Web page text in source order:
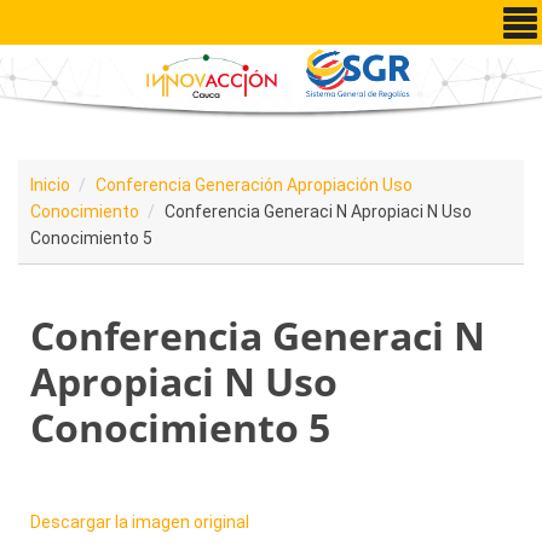
Pasar al contenido principal
Inicio
Conferencia Generación Apropiación Uso
Conocimiento
Conferencia Generaci N Apropiaci N Uso
Conocimiento 5
Conferencia Generaci N
Apropiaci N Uso
Conocimiento 5
Descargar la imagen original